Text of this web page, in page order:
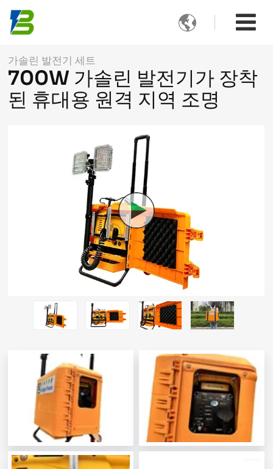

가솔린 발전기 세트
700W 가솔린 발전기가 장착
된 휴대용 원격 지역 조명